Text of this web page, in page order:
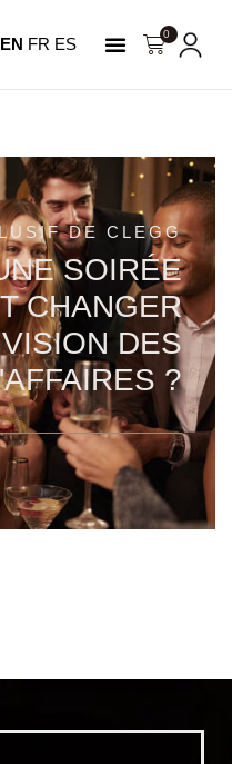
EN FR ES
0
DE CLEGG
SOIRÉE
CHANGER
DES
?